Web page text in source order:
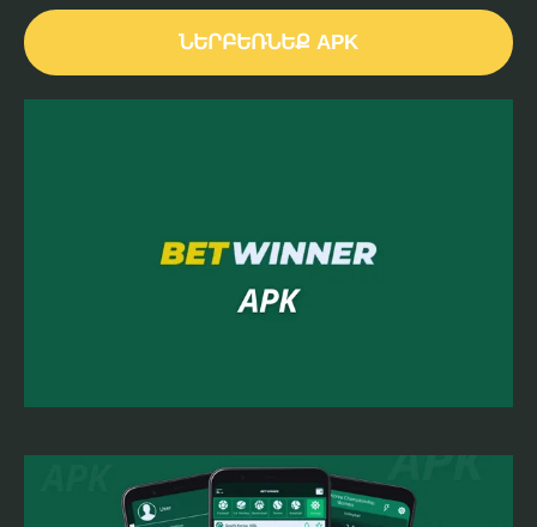
ՆԵՐԲԵՌՆԵՔ APK